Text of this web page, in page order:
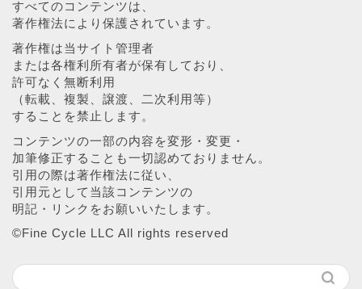
すべてのコンテンツは、
著作権法により保護されています。
著作権は当サイト管理者
または各権利所有者が保有しており、
許可なく無断利用
（転載、複製、譲渡、二次利用等）
することを禁止します。
コンテンツの一部の内容を変形・変更・
加筆修正することも一切認めておりません。
引用の際は著作権法に従い、
引用元として当該コンテンツの
明記・リンクをお願いいたします。
©︎Fine Cycle LLC All rights reserved